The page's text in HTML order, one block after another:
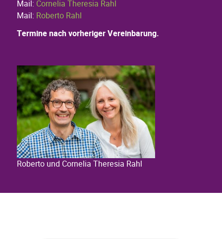
Mail: Cornelia Theresia Rahl
Mail: Roberto Rahl
Termine nach vorheriger Vereinbarung.
Roberto und Cornelia Theresia Rahl